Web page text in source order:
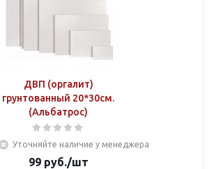
ДВП (оргалит)
грунтованный 20*30см.
(Альбатрос)
Уточняйте наличие у менеджера
99руб./шт